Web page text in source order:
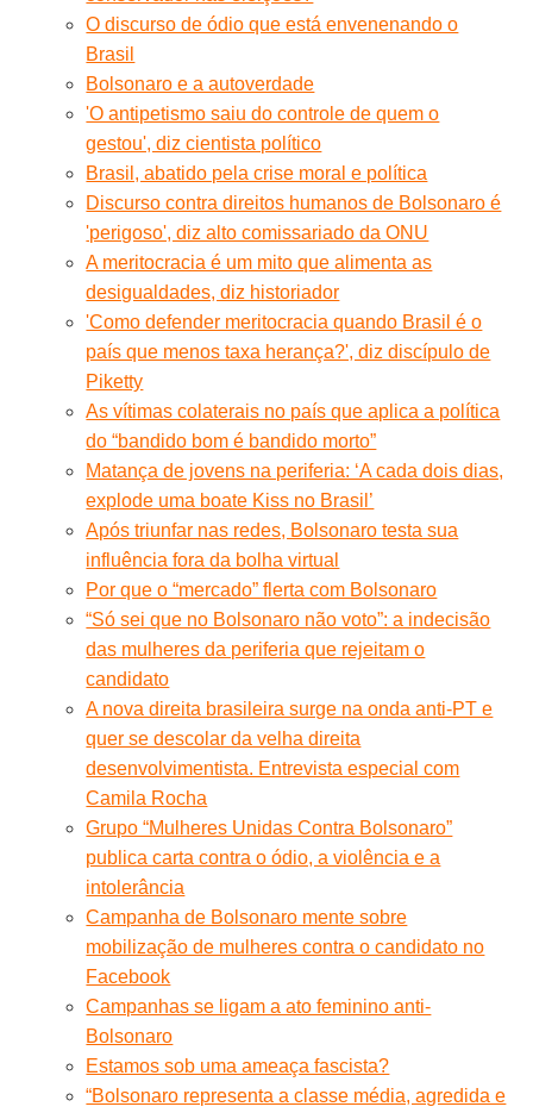
O discurso de ódio que está envenenando o
Brasil
Bolsonaro e a autoverdade
'O antipetismo saiu do controle de quem o
gestou', diz cientista político
Brasil, abatido pela crise moral e política
Discurso contra direitos humanos de Bolsonaro é
'perigoso', diz alto comissariado da ONU
A meritocracia é um mito que alimenta as
desigualdades, diz historiador
'Como defender meritocracia quando Brasil é o
país que menos taxa herança?', diz discípulo de
Piketty
As vítimas colaterais no país que aplica a política
do “bandido bom é bandido morto”
Matança de jovens na periferia: ‘A cada dois dias,
explode uma boate Kiss no Brasil’
Após triunfar nas redes, Bolsonaro testa sua
influência fora da bolha virtual
Por que o “mercado” flerta com Bolsonaro
“Só sei que no Bolsonaro não voto”: a indecisão
das mulheres da periferia que rejeitam o
candidato
A nova direita brasileira surge na onda anti-PT e
quer se descolar da velha direita
desenvolvimentista. Entrevista especial com
Camila Rocha
Grupo “Mulheres Unidas Contra Bolsonaro”
publica carta contra o ódio, a violência e a
intolerância
Campanha de Bolsonaro mente sobre
mobilização de mulheres contra o candidato no
Facebook
Campanhas se ligam a ato feminino anti-
Bolsonaro
Estamos sob uma ameaça fascista?
“Bolsonaro representa a classe média, agredida e